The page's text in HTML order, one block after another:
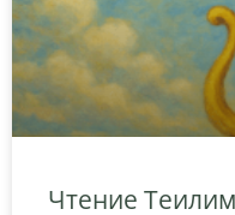
Чтение